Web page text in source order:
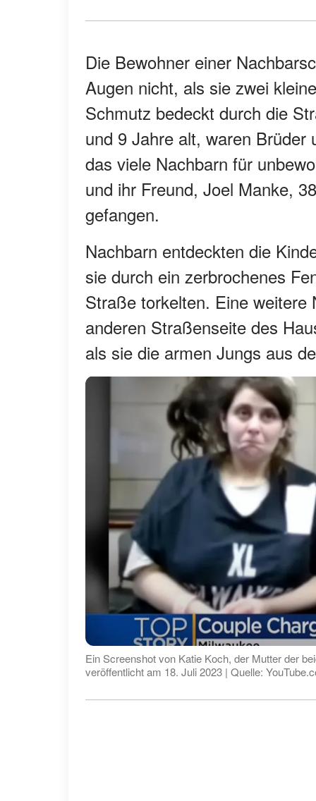
Die Bewohner einer
Augen nicht, als sie zwei
Schmutz bedeckt durch die
und 9 Jahre alt, waren
das viele Nachbarn für
und ihr Freund, Joel Manke,
gefangen.
Nachbarn entdeckten die
sie durch ein zerbrochenes
Straße torkelten. Eine weitere
anderen Straßenseite des
als sie die armen Jungs aus
Ein Screenshot von Katie Koch, der Mutter der
veröffentlicht am 18. Juli 2023 | Quelle: